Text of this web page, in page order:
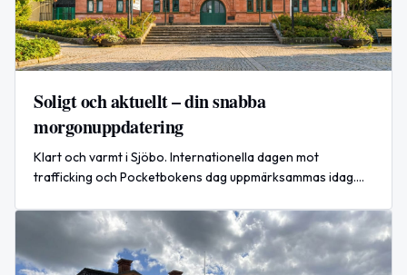
Soligt och aktuellt – din snabba
morgonuppdatering
Klart och varmt i Sjöbo. Internationella dagen mot
trafficking och Pocketbokens dag uppmärksammas idag.